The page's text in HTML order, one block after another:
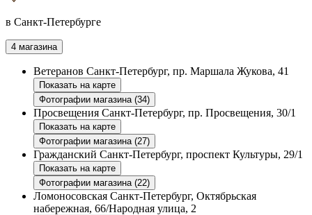
в Санкт-Петербурге
4 магазина
Ветеранов Санкт-Петербург, пр. Маршала Жукова, 41
Показать на карте
Фотографии магазина (34)
Просвещения Санкт-Петербург, пр. Просвещения, 30/1
Показать на карте
Фотографии магазина (27)
Гражданский Санкт-Петербург, проспект Культуры, 29/1
Показать на карте
Фотографии магазина (22)
Ломоносовская Санкт-Петербург, Октябрьская
набережная, 66/Народная улица, 2